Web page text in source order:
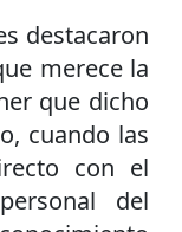
destacaron
merece la
que dicho
cuando las
con el
del